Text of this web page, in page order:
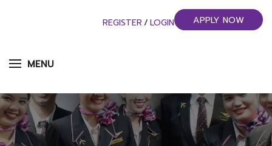
MENU
REGISTER / LOGIN APPLY NOW